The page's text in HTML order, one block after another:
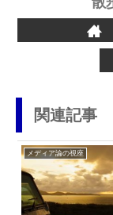
関連記事
メディア論の視座